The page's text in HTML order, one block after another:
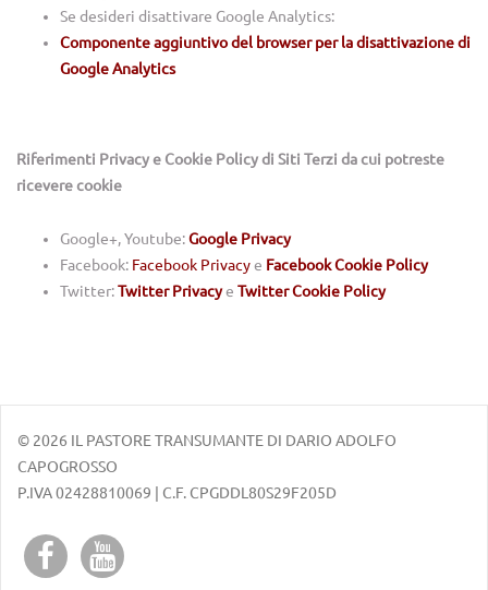
Se desideri disattivare Google Analytics:
Componente aggiuntivo del browser per la disattivazione di
Google Analytics
Riferimenti Privacy e Cookie Policy di Siti Terzi da cui potreste
ricevere cookie
Google+, Youtube:Google Privacy
Facebook: Facebook Privacye Facebook Cookie Policy
Twitter:Twitter Privacye Twitter Cookie Policy
© 2026 IL PASTORE TRANSUMANTE DI DARIO ADOLFO
CAPOGROSSO
P.IVA 02428810069 | C.F. CPGDDL80S29F205D